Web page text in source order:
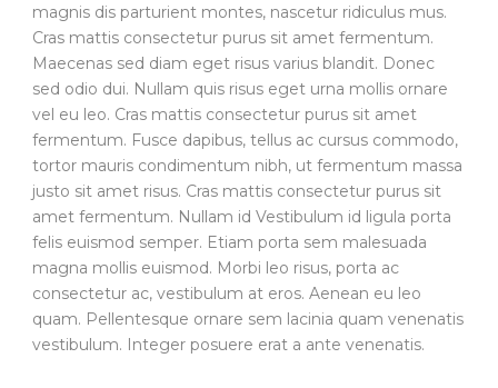
magnis dis parturient montes, nascetur ridiculus mus.
Cras mattis consectetur purus sit amet fermentum.
Maecenas sed diam eget risus varius blandit. Donec
sed odio dui. Nullam quis risus eget urna mollis ornare
vel eu leo. Cras mattis consectetur purus sit amet
fermentum. Fusce dapibus, tellus ac cursus commodo,
tortor mauris condimentum nibh, ut fermentum massa
justo sit amet risus. Cras mattis consectetur purus sit
amet fermentum. Nullam id Vestibulum id ligula porta
felis euismod semper. Etiam porta sem malesuada
magna mollis euismod. Morbi leo risus, porta ac
consectetur ac, vestibulum at eros. Aenean eu leo
quam. Pellentesque ornare sem lacinia quam venenatis
vestibulum. Integer posuere erat a ante venenatis.